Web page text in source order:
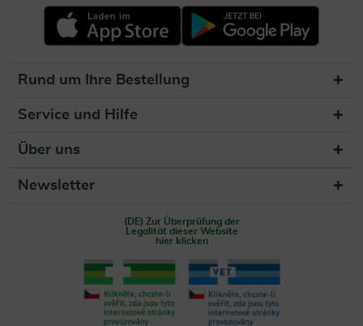
Rund um Ihre Bestellung
Service und Hilfe
Über uns
Newsletter
(DE) Zur Überprüfung der
Legalität dieser Website
hier klicken